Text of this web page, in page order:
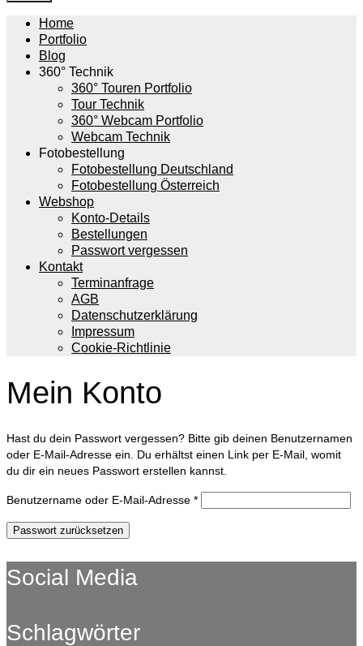
Home
Portfolio
Blog
360° Technik
360° Touren Portfolio
Tour Technik
360° Webcam Portfolio
Webcam Technik
Fotobestellung
Fotobestellung Deutschland
Fotobestellung Österreich
Webshop
Konto-Details
Bestellungen
Passwort vergessen
Kontakt
Terminanfrage
AGB
Datenschutzerklärung
Impressum
Cookie-Richtlinie
Mein Konto
Hast du dein Passwort vergessen? Bitte gib deinen Benutzernamen
oder E-Mail-Adresse ein. Du erhältst einen Link per E-Mail, womit
du dir ein neues Passwort erstellen kannst.
Benutzername oder E-Mail-Adresse *Erforderlich
Passwort zurücksetzen
Social Media
Schlagwörter